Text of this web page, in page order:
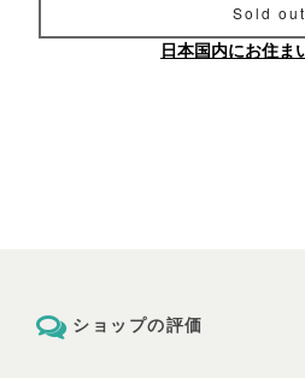
Sold out
日本国内にお住ま
ショップの評価